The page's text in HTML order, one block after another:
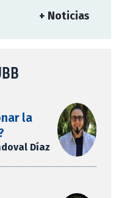
+ Noticias
la
Díaz